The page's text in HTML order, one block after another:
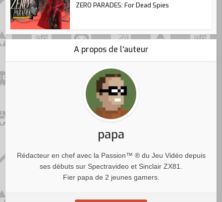
ZERO PARADES: For Dead Spies
A propos de l'auteur
papa
Rédacteur en chef avec la Passion™ ® du Jeu Vidéo depuis
ses débuts sur Spectravideo et Sinclair ZX81.
Fier papa de 2 jeunes gamers.